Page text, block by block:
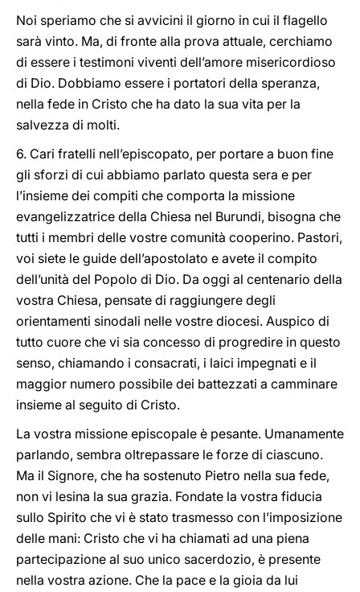
Noi speriamo che si avvicini il giorno in cui il flagello
sarà vinto. Ma, di fronte alla prova attuale, cerchiamo
di essere i testimoni viventi dell’amore misericordioso
di Dio. Dobbiamo essere i portatori della speranza,
nella fede in Cristo che ha dato la sua vita per la
salvezza di molti.
6. Cari fratelli nell’episcopato, per portare a buon fine
gli sforzi di cui abbiamo parlato questa sera e per
l’insieme dei compiti che comporta la missione
evangelizzatrice della Chiesa nel Burundi, bisogna che
tutti i membri delle vostre comunità cooperino. Pastori,
voi siete le guide dell’apostolato e avete il compito
dell’unità del Popolo di Dio. Da oggi al centenario della
vostra Chiesa, pensate di raggiungere degli
orientamenti sinodali nelle vostre diocesi. Auspico di
tutto cuore che vi sia concesso di progredire in questo
senso, chiamando i consacrati, i laici impegnati e il
maggior numero possibile dei battezzati a camminare
insieme al seguito di Cristo.
La vostra missione episcopale è pesante. Umanamente
parlando, sembra oltrepassare le forze di ciascuno.
Ma il Signore, che ha sostenuto Pietro nella sua fede,
non vi lesina la sua grazia. Fondate la vostra fiducia
sullo Spirito che vi è stato trasmesso con l’imposizione
delle mani: Cristo che vi ha chiamati ad una piena
partecipazione al suo unico sacerdozio, è presente
nella vostra azione. Che la pace e la gioia da lui